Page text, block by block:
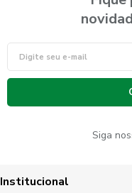
Siga
Institucional